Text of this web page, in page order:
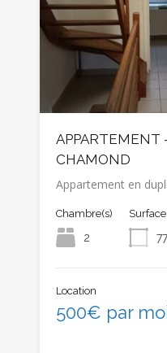
APPARTEMENT
CHAMOND
Appartement en
Chambre(s)
2
Surface
Location
500€ par